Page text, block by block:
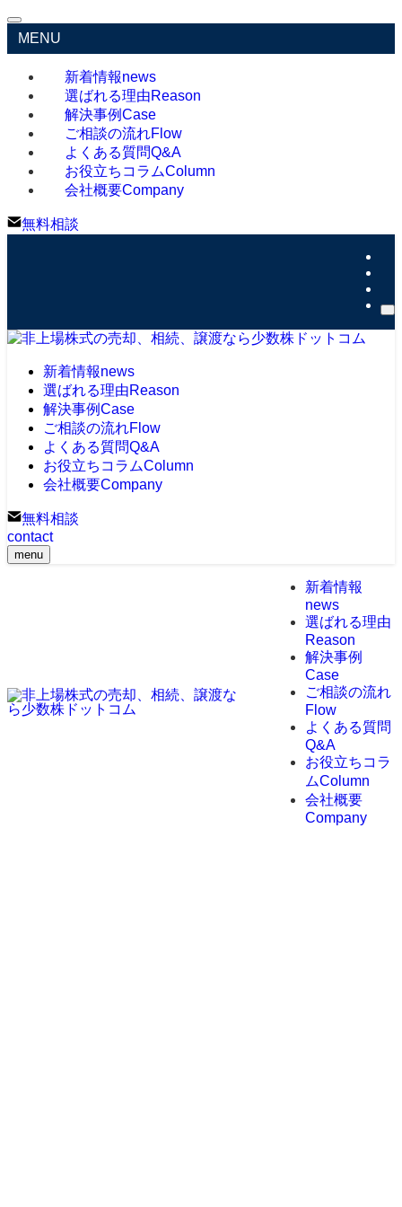
MENU
新着情報news
選ばれる理由Reason
解決事例Case
ご相談の流れFlow
よくある質問Q&A
お役立ちコラムColumn
会社概要Company
無料相談
新着情報news
選ばれる理由Reason
解決事例Case
ご相談の流れFlow
よくある質問Q&A
お役立ちコラムColumn
会社概要Company
無料相談
contact
menu
新着情報
news
選ばれる理由
Reason
解決事例
Case
ご相談の流れ
Flow
よくある質問
Q&A
お役立ちコラ
ムColumn
会社概要
Company